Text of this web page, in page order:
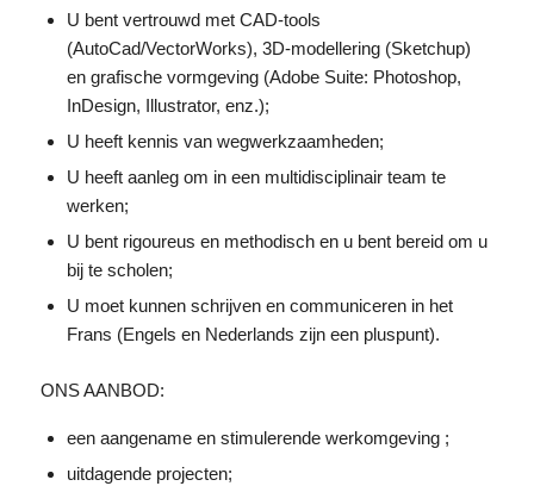
U bent vertrouwd met CAD-tools
(AutoCad/VectorWorks), 3D-modellering (Sketchup)
en grafische vormgeving (Adobe Suite: Photoshop,
InDesign, Illustrator, enz.);
U heeft kennis van wegwerkzaamheden;
U heeft aanleg om in een multidisciplinair team te
werken;
U bent rigoureus en methodisch en u bent bereid om u
bij te scholen;
U moet kunnen schrijven en communiceren in het
Frans (Engels en Nederlands zijn een pluspunt).
ONS AANBOD:
een aangename en stimulerende werkomgeving ;
uitdagende projecten;